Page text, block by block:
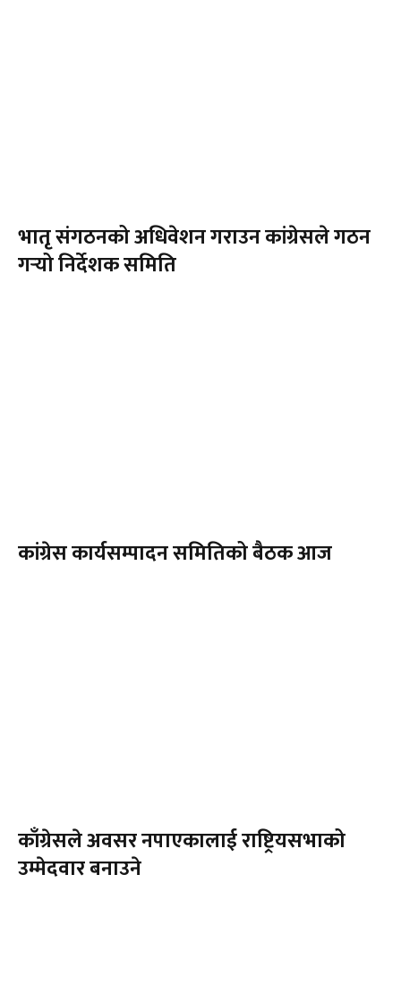
भातृ संगठनको अधिवेशन गराउन कांग्रेसले गठन
गर्‍यो निर्देशक समिति
कांग्रेस कार्यसम्पादन समितिको बैठक आज
काँग्रेसले अवसर नपाएकालाई राष्ट्रियसभाको
उम्मेदवार बनाउने